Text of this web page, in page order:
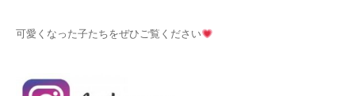
可愛くなった子たちをぜひご覧ください